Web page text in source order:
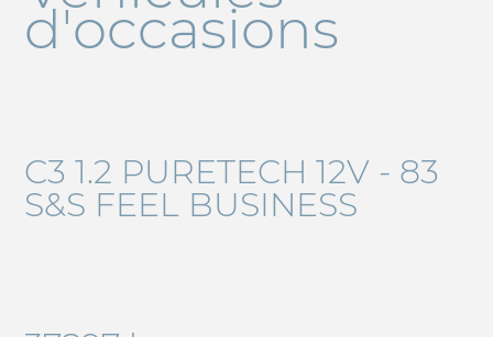
d'occasions
C3 1.2 PURETECH 12V - 83
S&S FEEL BUSINESS